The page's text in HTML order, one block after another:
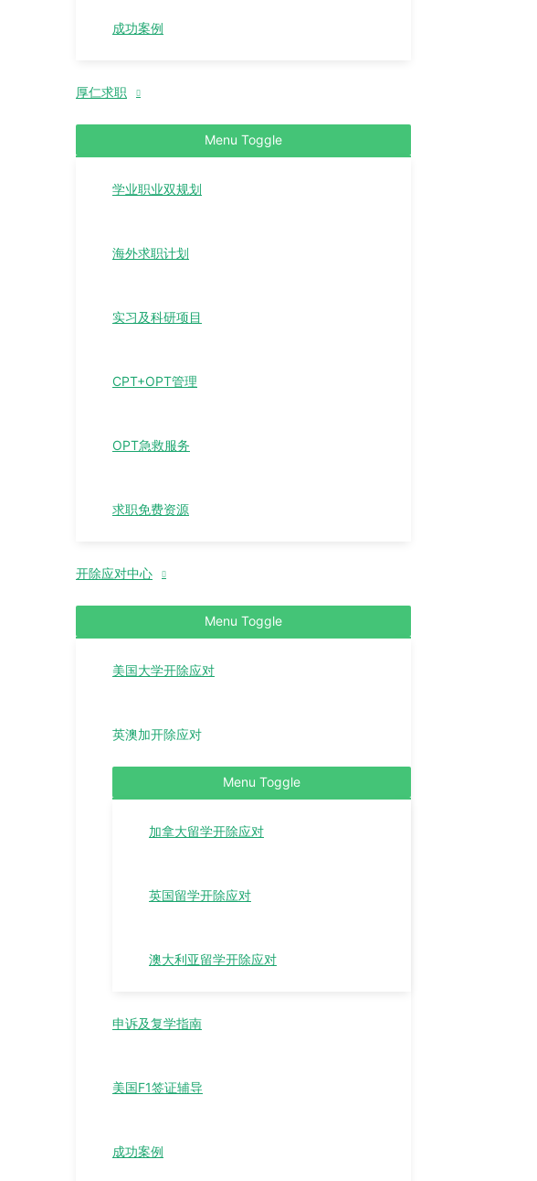
成功案例
厚仁求职
Menu Toggle
学业职业双规划
海外求职计划
实习及科研项目
CPT+OPT管理
OPT急救服务
求职免费资源
开除应对中心
Menu Toggle
美国大学开除应对
英澳加开除应对
Menu Toggle
加拿大留学开除应对
英国留学开除应对
澳大利亚留学开除应对
申诉及复学指南
美国F1签证辅导
成功案例